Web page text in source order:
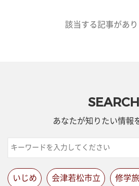
該当する記事があ
SEARCH
あなたが知りたい情報
いじめ 会津若松市立 修学